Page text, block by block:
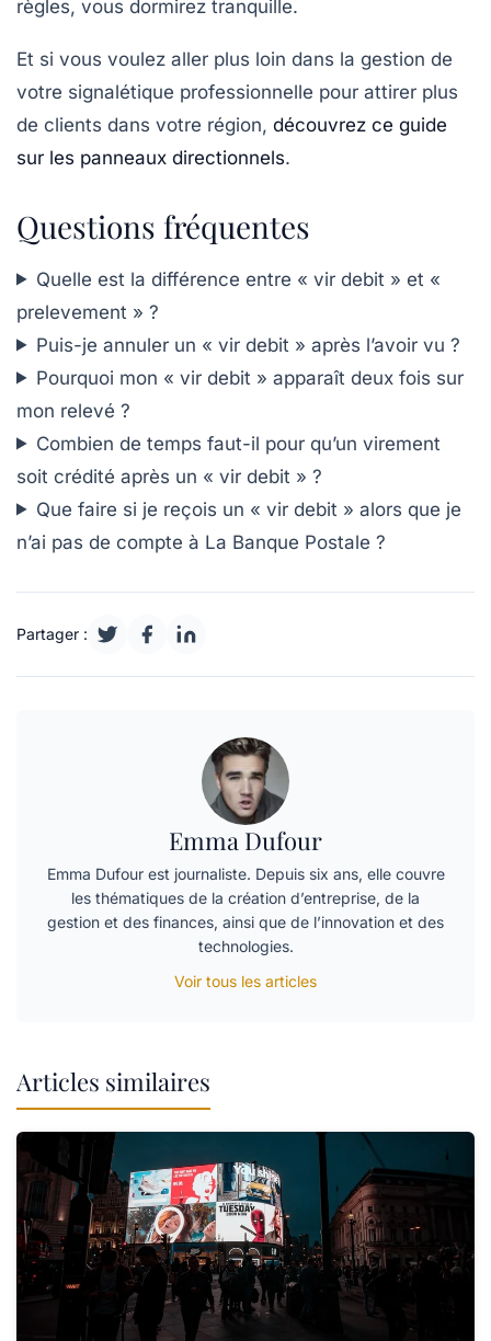
règles, vous dormirez tranquille.
Et si vous voulez aller plus loin dans la gestion de
votre signalétique professionnelle pour attirer plus
de clients dans votre région, découvrez ce guide
sur les panneaux directionnels.
Questions fréquentes
Quelle est la différence entre « vir debit » et «
prelevement » ?
Puis-je annuler un « vir debit » après l’avoir vu ?
Pourquoi mon « vir debit » apparaît deux fois sur
mon relevé ?
Combien de temps faut-il pour qu’un virement
soit crédité après un « vir debit » ?
Que faire si je reçois un « vir debit » alors que je
n’ai pas de compte à La Banque Postale ?
Partager :
Emma Dufour
Emma Dufour est journaliste. Depuis six ans, elle couvre
les thématiques de la création d’entreprise, de la
gestion et des finances, ainsi que de l’innovation et des
technologies.
Voir tous les articles
Articles similaires